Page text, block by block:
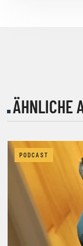
ÄHNLICHE
PODCAST